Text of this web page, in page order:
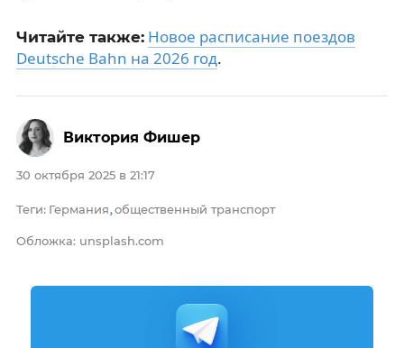
Читайте также: Новое расписание поездов
Deutsche Bahn на 2026 год.
30 октября 2025 в 21:17
Теги: Германия,общественный транспорт
Обложка: unsplash.com
Виктория Фишер